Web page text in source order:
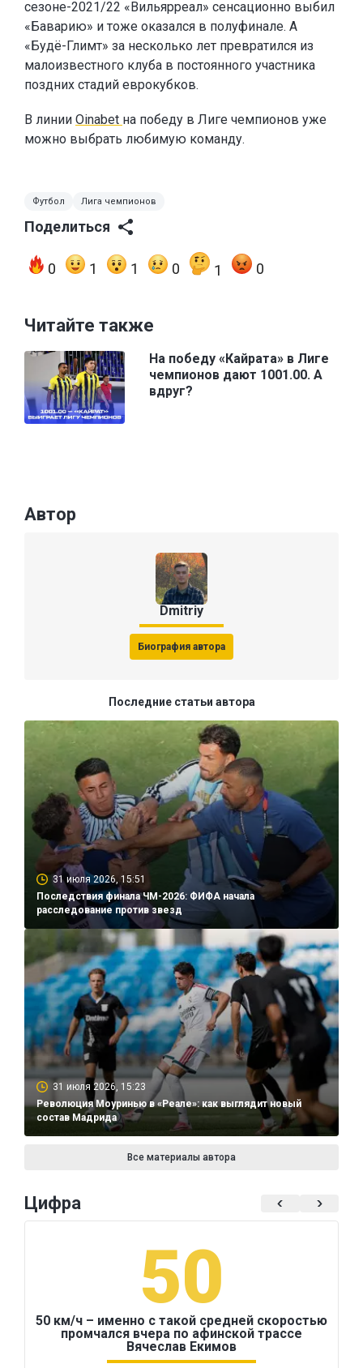
сезоне-2021/22 «Вильярреал» сенсационно выбил
«Баварию» и тоже оказался в полуфинале. А
«Будё-Глимт» за несколько лет превратился из
малоизвестного клуба в постоянного участника
поздних стадий еврокубков.
В линии Oinabet на победу в Лиге чемпионов уже
можно выбрать любимую команду.
Футбол Лига чемпионов
Поделиться
0 1 1 0 1 0
Читайте также
На победу «Кайрата» в Лиге
чемпионов дают 1001.00. А
вдруг?
Автор
Dmitriy
Биография автора
Последние статьи автора
31 июля 2026, 15:51
Последствия финала ЧМ-2026: ФИФА начала
расследование против звезд
31 июля 2026, 15:23
Революция Моуринью в «Реале»: как выглядит новый
состав Мадрида
Все материалы автора
Цифра
50
50 км/ч – именно с такой средней скоростью
промчался вчера по афинской трассе
Вячеслав Екимов